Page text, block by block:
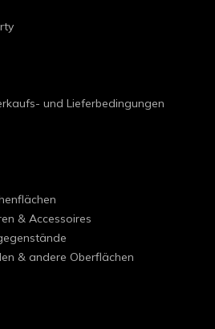
und Lieferbedingungen
& Accessoires
& andere Oberflächen